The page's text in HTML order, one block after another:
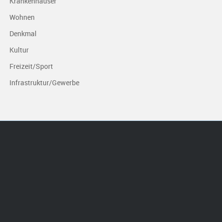
Wohnen
Denkmal
Kultur
Freizeit/Sport
Infrastruktur/Gewerbe